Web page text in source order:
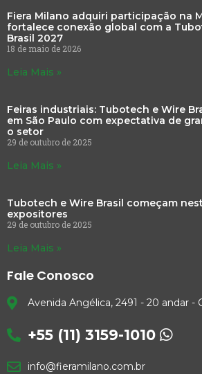
Fiera Milano adquiri participação na
fortalece conexão global com a
Brasil 2027
18 de maio de 2026
Leia Mais »
Feiras industriais: Tubotech e Wire
em São Paulo com expectativa de
o setor
29 de outubro de 2025
Leia Mais »
Tubotech e Wire Brasil começam
expositores
29 de outubro de 2025
Leia Mais »
Fale Conosco
Avenida Angélica, 2491 - 20 andar -
+55 (11) 3159-1010
info@fieramilano.com.br